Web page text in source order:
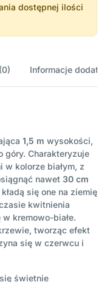
dostępnej ilości
Informacje
1,5 m wysokości,
góry. Charakteryzuje
w kolorze białym, z
nawet 30 cm
się one na ziemię
kwitnienia
kremowo-białe.
tworząc efekt
się w czerwcu i
świetnie